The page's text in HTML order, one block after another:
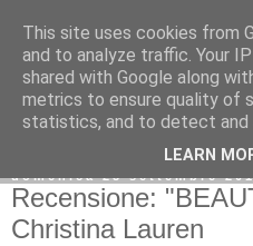
domenica 25 settembre
Recensione:
Christina Lauren
This site uses cookies from
and to analyze traffic. Your
shared with Google along
metrics to ensure quality of
statistics, and to detect and
LEARN